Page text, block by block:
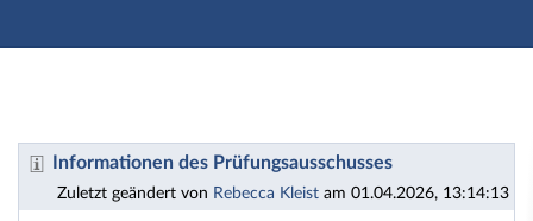
Hauptnavigation
Fußzeile
Informationen des Prüfungsausschusses -
Informationen des Prüfungsausschusses
Zuletzt geändert von Rebecca Kleist am 01.04.2026, 13:14:13